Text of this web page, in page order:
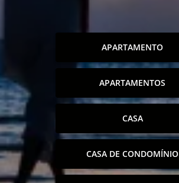
APARTAMENTO
APARTAMENTOS
CASA
CASA DE CONDOMÍNIO